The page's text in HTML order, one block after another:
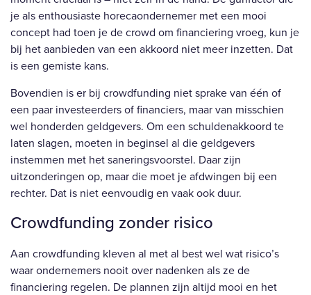
je als enthousiaste horecaondernemer met een mooi
concept had toen je de crowd om financiering vroeg, kun je
bij het aanbieden van een akkoord niet meer inzetten. Dat
is een gemiste kans.
Bovendien is er bij crowdfunding niet sprake van één of
een paar investeerders of financiers, maar van misschien
wel honderden geldgevers. Om een schuldenakkoord te
laten slagen, moeten in beginsel al die geldgevers
instemmen met het saneringsvoorstel. Daar zijn
uitzonderingen op, maar die moet je afdwingen bij een
rechter. Dat is niet eenvoudig en vaak ook duur.
Crowdfunding zonder risico
Aan crowdfunding kleven al met al best wel wat risico’s
waar ondernemers nooit over nadenken als ze de
financiering regelen. De plannen zijn altijd mooi en het